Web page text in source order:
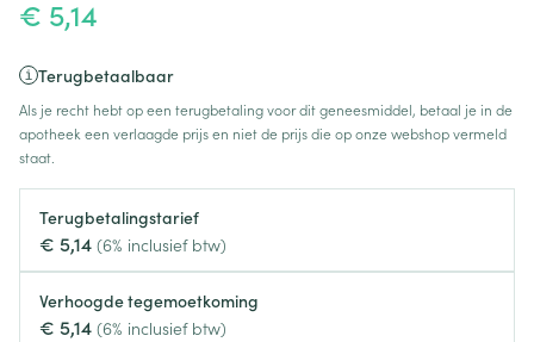
€ 5,14
Terugbetaalbaar
Als je recht hebt op een terugbetaling voor dit geneesmiddel, betaal je in de
apotheek een verlaagde prijs en niet de prijs die op onze webshop vermeld
staat.
Terugbetalingstarief
€ 5,14 (6% inclusief btw)
Verhoogde tegemoetkoming
€ 5,14 (6% inclusief btw)